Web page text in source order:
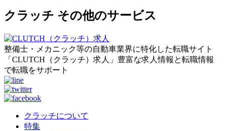
クラッチ その他のサービス
整備士・メカニック等の自動車業界に特化した転職サイト
「CLUTCH（クラッチ）求人」豊富な求人情報と転職情報
で転職をサポート
クラッチについて
特集